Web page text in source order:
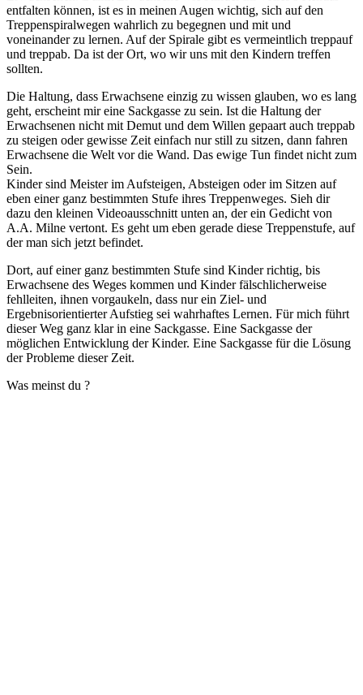
entfalten können, ist es in meinen Augen wichtig, sich auf den
Treppenspiralwegen wahrlich zu begegnen und mit und
voneinander zu lernen. Auf der Spirale gibt es vermeintlich treppauf
und treppab. Da ist der Ort, wo wir uns mit den Kindern treffen
sollten.
Die Haltung, dass Erwachsene einzig zu wissen glauben, wo es lang
geht, erscheint mir eine Sackgasse zu sein. Ist die Haltung der
Erwachsenen nicht mit Demut und dem Willen gepaart auch treppab
zu steigen oder gewisse Zeit einfach nur still zu sitzen, dann fahren
Erwachsene die Welt vor die Wand. Das ewige Tun findet nicht zum
Sein.
Kinder sind Meister im Aufsteigen, Absteigen oder im Sitzen auf
eben einer ganz bestimmten Stufe ihres Treppenweges. Sieh dir
dazu den kleinen Videoausschnitt unten an, der ein Gedicht von
A.A. Milne vertont. Es geht um eben gerade diese Treppenstufe, auf
der man sich jetzt befindet.
Dort, auf einer ganz bestimmten Stufe sind Kinder richtig, bis
Erwachsene des Weges kommen und Kinder fälschlicherweise
fehlleiten, ihnen vorgaukeln, dass nur ein Ziel- und
Ergebnisorientierter Aufstieg sei wahrhaftes Lernen. Für mich führt
dieser Weg ganz klar in eine Sackgasse. Eine Sackgasse der
möglichen Entwicklung der Kinder. Eine Sackgasse für die Lösung
der Probleme dieser Zeit.
Was meinst du ?